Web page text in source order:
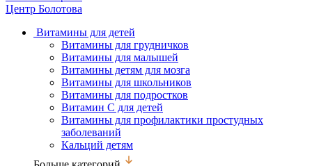
Центр Болотова
Витамины для детей
Витамины для грудничков
Витамины для малышей
Витамины детям для мозга
Витамины для школьников
Витамины для подростков
Витамин С для детей
Витамины для профилактики простудных
заболеваний
Кальций детям